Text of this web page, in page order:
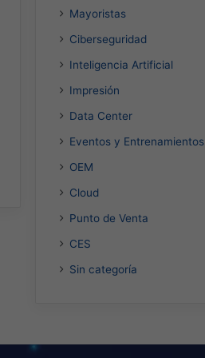
Mayoristas
Ciberseguridad
Inteligencia Artificial
Impresión
Data Center
Eventos y Entrenamientos
OEM
Cloud
Punto de Venta
CES
Sin categoría